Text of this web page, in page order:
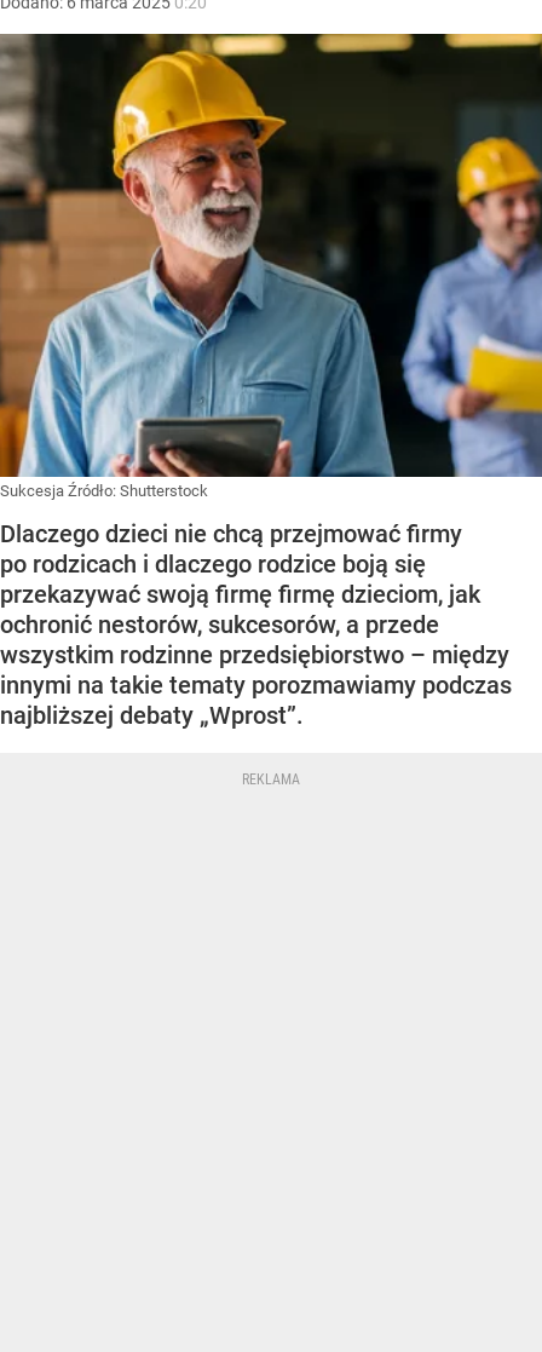
Sukcesja Źródło: Shutterstock
Dlaczego dzieci nie chcą przejmować firmy
po rodzicach i dlaczego rodzice boją się
przekazywać swoją firmę firmę dzieciom, jak
ochronić nestorów, sukcesorów, a przede
wszystkim rodzinne przedsiębiorstwo – między
innymi na takie tematy porozmawiamy podczas
najbliższej debaty „Wprost”.